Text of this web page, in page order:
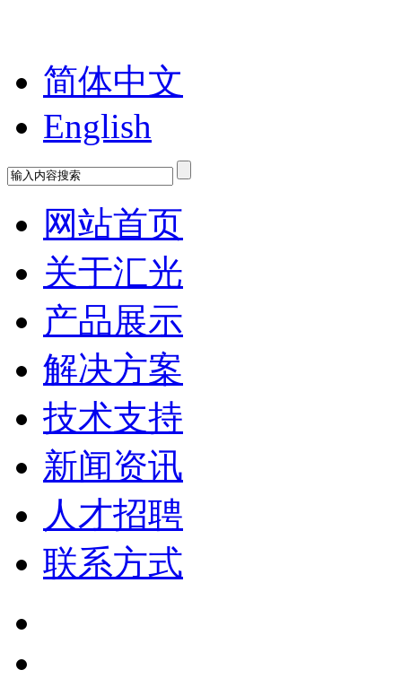
简体中文
English
网站首页
关于汇光
产品展示
解决方案
技术支持
新闻资讯
人才招聘
联系方式